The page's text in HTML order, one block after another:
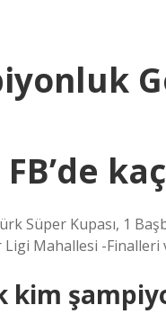
FB’de
Süper Kupası, 1
Mahallesi -
kim